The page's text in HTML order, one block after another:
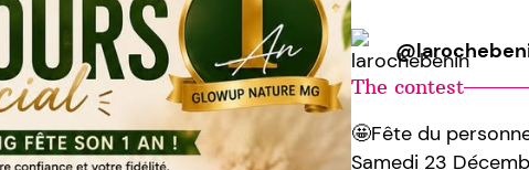
The contest
🤩Fête du
Samedi 23